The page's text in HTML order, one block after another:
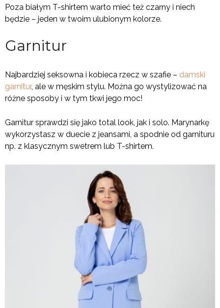
Poza białym T-shirtem warto mieć też czarny i niech
będzie – jeden w twoim ulubionym kolorze.
Garnitur
Najbardziej seksowna i kobieca rzecz w szafie – damski
garnitur, ale w męskim stylu. Można go wystylizować na
różne sposoby i w tym tkwi jego moc!
Garnitur sprawdzi się jako total look, jak i solo. Marynarkę
wykorzystasz w duecie z jeansami, a spodnie od garnituru
np. z klasycznym swetrem lub T-shirtem.